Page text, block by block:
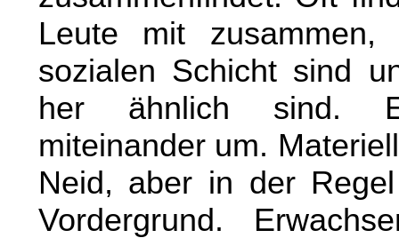
Leute mit
sozialen Schicht sind
her ähnlich sind.
miteinander um.
Neid, aber in der
Vordergrund.